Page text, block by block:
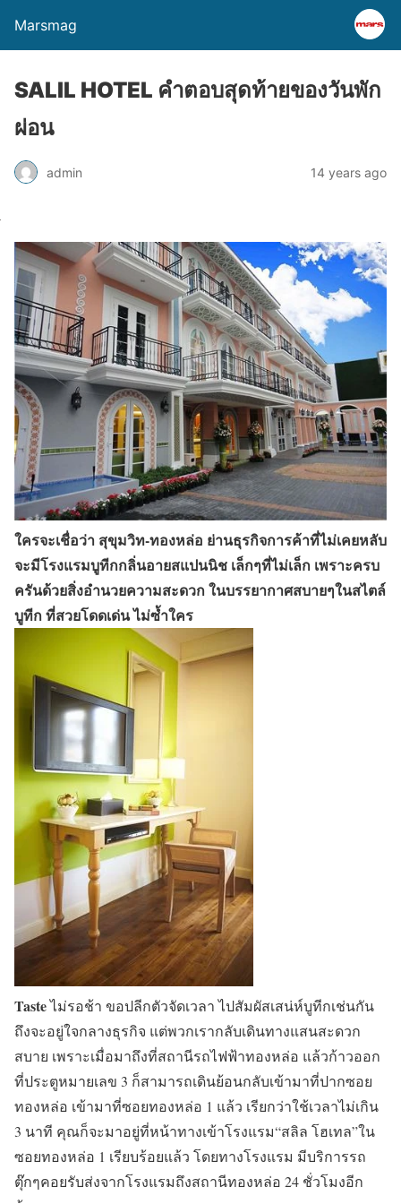
Marsmag
SALIL HOTEL คำตอบสุดท้ายของวันพัก
ผ่อน
admin 14 years ago
ใครจะเชื่อว่า สุขุมวิท-ทองหล่อ ย่านธุรกิจการค้าที่ไม่เคยหลับ
จะมีโรงแรมบูทีกกลิ่นอายสแปนนิช เล็กๆที่ไม่เล็ก เพราะครบ
ครันด้วยสิ่งอำนวยความสะดวก ในบรรยากาศสบายๆในสไตล์
บูทีก ที่สวยโดดเด่น ไม่ซ้ำใคร
Tasteไม่รอช้า ขอปลีกตัวจัดเวลา ไปสัมผัสเสน่ห์บูทีกเช่นกัน
ถึงจะอยู่ใจกลางธุรกิจ แต่พวกเรากลับเดินทางแสนสะดวก
สบาย เพราะเมื่อมาถึงที่สถานีรถไฟฟ้าทองหล่อ แล้วก้าวออก
ที่ประตูหมายเลข 3 ก็สามารถเดินย้อนกลับเข้ามาที่ปากซอย
ทองหล่อ เข้ามาที่ซอยทองหล่อ 1 แล้ว เรียกว่าใช้เวลาไม่เกิน
3 นาที คุณก็จะมาอยู่ที่หน้าทางเข้าโรงแรม“สลิล โฮเทล”ใน
ซอยทองหล่อ 1 เรียบร้อยแล้ว โดยทางโรงแรม มีบริการรถ
ตุ๊กๆคอยรับส่งจากโรงแรมถึงสถานีทองหล่อ 24 ชั่วโมงอีก